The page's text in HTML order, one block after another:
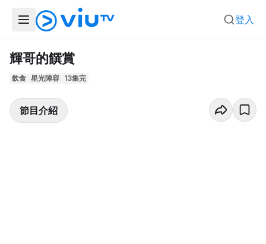
登入
輝哥的饌賞
飲食 星光陣容 13集完
節目介紹